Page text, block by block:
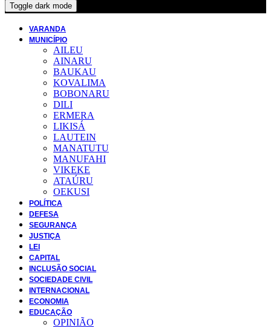
Toggle dark mode
VARANDA
MUNICÍPIO
AILEU
AINARU
BAUKAU
KOVALIMA
BOBONARU
DILI
ERMERA
LIKISÁ
LAUTEIN
MANATUTU
MANUFAHI
VIKEKE
ATAÚRU
OEKUSI
POLÍTICA
DEFESA
SEGURANÇA
JUSTIÇA
LEI
CAPITAL
INCLUSÃO SOCIAL
SOCIEDADE CIVIL
INTERNACIONAL
ECONOMIA
EDUCAÇÃO
OPINIÃO